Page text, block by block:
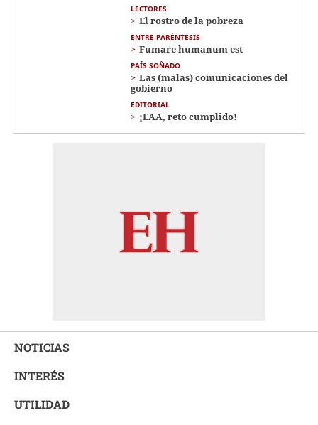
LECTORES
El rostro de la pobreza
ENTRE PARÉNTESIS
Fumare humanum est
PAÍS SOÑADO
Las (malas) comunicaciones del
gobierno
EDITORIAL
¡EAA, reto cumplido!
NOTICIAS
INTERÉS
UTILIDAD